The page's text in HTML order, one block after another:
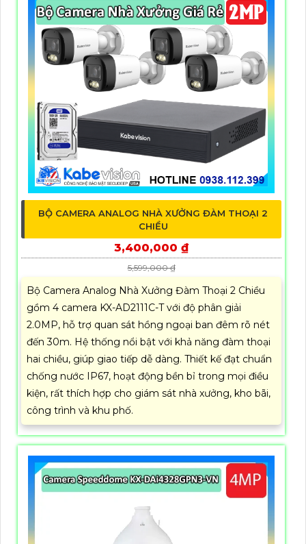
BỘ CAMERA ANALOG NHÀ XƯỞNG ĐÀM THOẠI 2
CHIỀU
3,400,000 ₫
5,599,000 ₫
Bộ Camera Analog Nhà Xưởng Đàm Thoại 2 Chiều
gồm 4 camera KX-AD2111C-T với độ phân giải
2.0MP, hỗ trợ quan sát hồng ngoại ban đêm rõ nét
đến 30m. Hệ thống nổi bật với khả năng đàm thoại
hai chiều, giúp giao tiếp dễ dàng. Thiết kế đạt chuẩn
chống nước IP67, hoạt động bền bỉ trong mọi điều
kiện, rất thích hợp cho giám sát nhà xưởng, kho bãi,
công trình và khu phố.